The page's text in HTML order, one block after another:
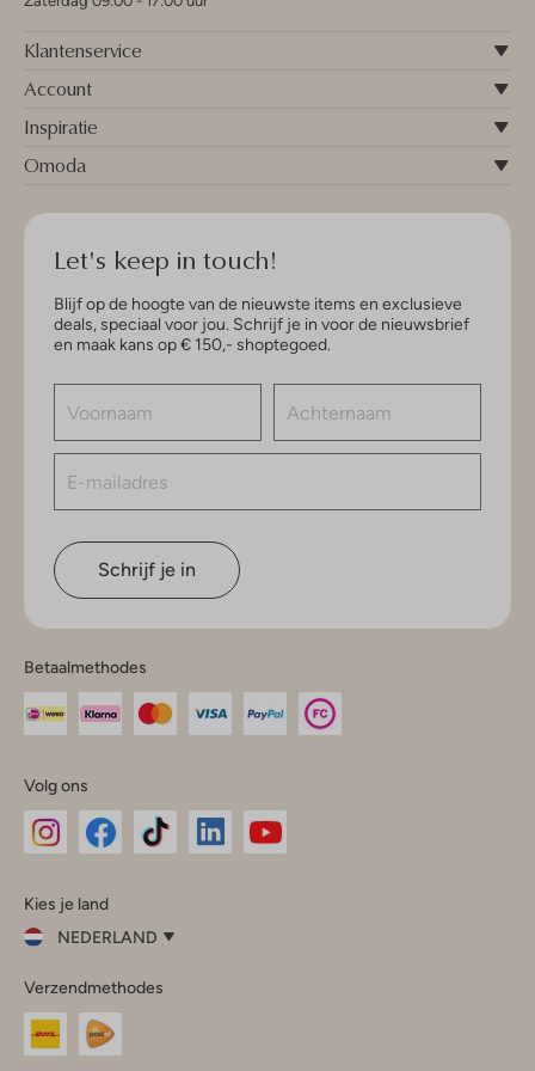
Klantenservice
Account
Inspiratie
Omoda
Let's keep in touch!
Blijf op de hoogte van de nieuwste items en exclusieve
deals, speciaal voor jou. Schrijf je in voor de nieuwsbrief
en maak kans op € 150,- shoptegoed.
Schrijf je in
Betaalmethodes
Volg ons
InstagramFacebook
Kies je land
NEDERLAND
je
land
Nederland
Verzendmethodes